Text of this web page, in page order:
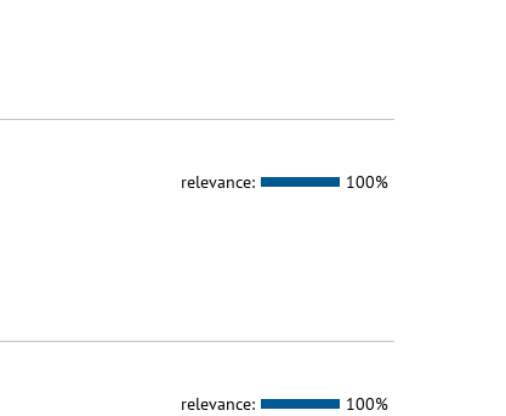
relevance: 100%
relevance: 100%